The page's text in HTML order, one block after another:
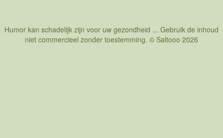
Humor kan schadelijk zijn voor uw gezondheid ... Gebruik de inhoud
niet commercieel zonder toestemming. © Saltooo 2026